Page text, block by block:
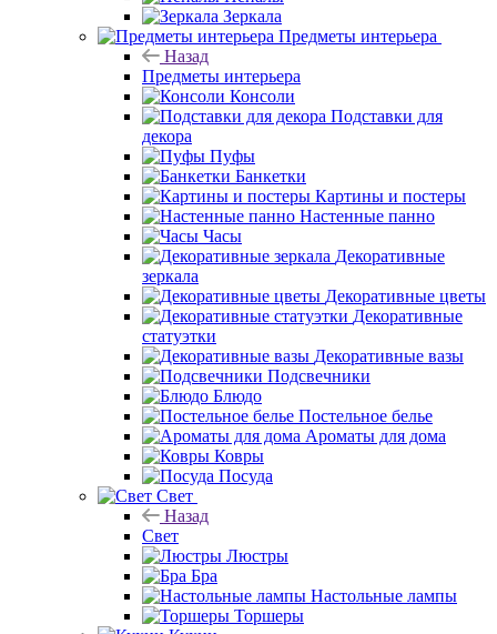
Зеркала
Предметы интерьера
Назад
Предметы интерьера
Консоли
Подставки для
декора
Пуфы
Банкетки
Картины и постеры
Настенные панно
Часы
Декоративные
зеркала
Декоративные цветы
Декоративные
статуэтки
Декоративные вазы
Подсвечники
Блюдо
Постельное белье
Ароматы для дома
Ковры
Посуда
Свет
Назад
Свет
Люстры
Бра
Настольные лампы
Торшеры